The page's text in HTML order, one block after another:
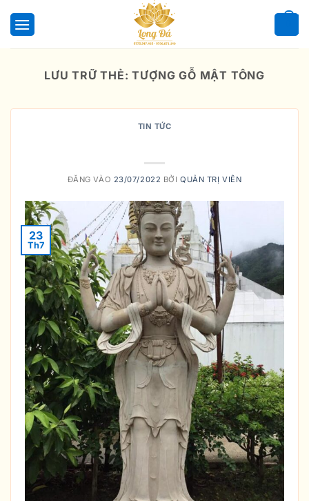
qua
LƯU TRỮ THẺ:TƯỢNG GỖ MẬT TÔNG
TIN TỨC
ĐĂNG VÀO 23/07/2022 BỞIQUẢN TRỊ VIÊN
23
Th7